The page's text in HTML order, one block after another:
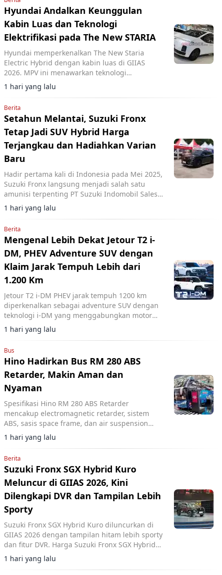
Hyundai Andalkan Keunggulan
Kabin Luas dan Teknologi
Elektrifikasi pada The New STARIA
Hyundai memperkenalkan The New Staria
Electric Hybrid dengan kabin luas di GIIAS
2026. MPV ini menawarkan teknologi
elektrifikasi dan ruang kabin lega sesuai
kebutuhan konsumen Indonesia.
1 hari yang lalu
Berita
Setahun Melantai, Suzuki Fronx
Tetap Jadi SUV Hybrid Harga
Terjangkau dan Hadiahkan Varian
Baru
Hadir pertama kali di Indonesia pada Mei 2025,
Suzuki Fronx langsung menjadi salah satu
amunisi terpenting PT Suzuki Indomobil Sales
(SIS) di segmen SUV kompak.
1 hari yang lalu
Berita
Mengenal Lebih Dekat Jetour T2 i-
DM, PHEV Adventure SUV dengan
Klaim Jarak Tempuh Lebih dari
1.200 Km
Jetour T2 i-DM PHEV jarak tempuh 1200 km
diperkenalkan sebagai adventure SUV dengan
teknologi i-DM yang menggabungkan motor
listrik dan mesin bensin untuk efisiensi
perjalanan jauh.
1 hari yang lalu
Bus
Hino Hadirkan Bus RM 280 ABS
Retarder, Makin Aman dan
Nyaman
Spesifikasi Hino RM 280 ABS Retarder
mencakup electromagnetic retarder, sistem
ABS, sasis space frame, dan air suspension
untuk peningkatan keselamatan serta
kenyamanan.
1 hari yang lalu
Berita
Suzuki Fronx SGX Hybrid Kuro
Meluncur di GIIAS 2026, Kini
Dilengkapi DVR dan Tampilan Lebih
Sporty
Suzuki Fronx SGX Hybrid Kuro diluncurkan di
GIIAS 2026 dengan tampilan hitam lebih sporty
dan fitur DVR. Harga Suzuki Fronx SGX Hybrid
Kuro Rp333.800.000 OTR DKI Jakarta.
1 hari yang lalu